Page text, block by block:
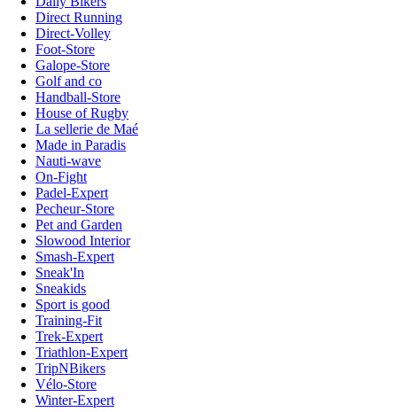
Direct Running
Direct-Volley
Foot-Store
Galope-Store
Golf and co
Handball-Store
House of Rugby
La sellerie de Maé
Made in Paradis
Nauti-wave
On-Fight
Padel-Expert
Pecheur-Store
Pet and Garden
Slowood Interior
Smash-Expert
Sneak'In
Sneakids
Sport is good
Training-Fit
Trek-Expert
Triathlon-Expert
TripNBikers
Vélo-Store
Winter-Expert